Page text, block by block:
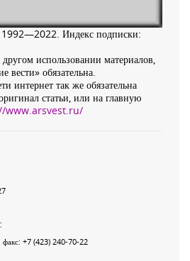
1992—2022. Индекс подписки:
использовании материалов,
вести» обязательна.
интернет так же обязательна
статьи, или на главную
www.arsvest.ru/
факс: +7 (423) 240-70-22